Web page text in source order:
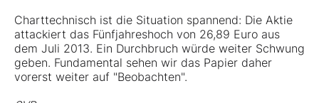
Charttechnisch ist die Situation spannend: Die Aktie
attackiert das Fünfjahreshoch von 26,89 Euro aus
dem Juli 2013. Ein Durchbruch würde weiter Schwung
geben. Fundamental sehen wir das Papier daher
vorerst weiter auf "Beobachten".